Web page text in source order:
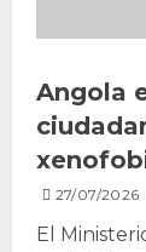
Angola
27/07/2026
El